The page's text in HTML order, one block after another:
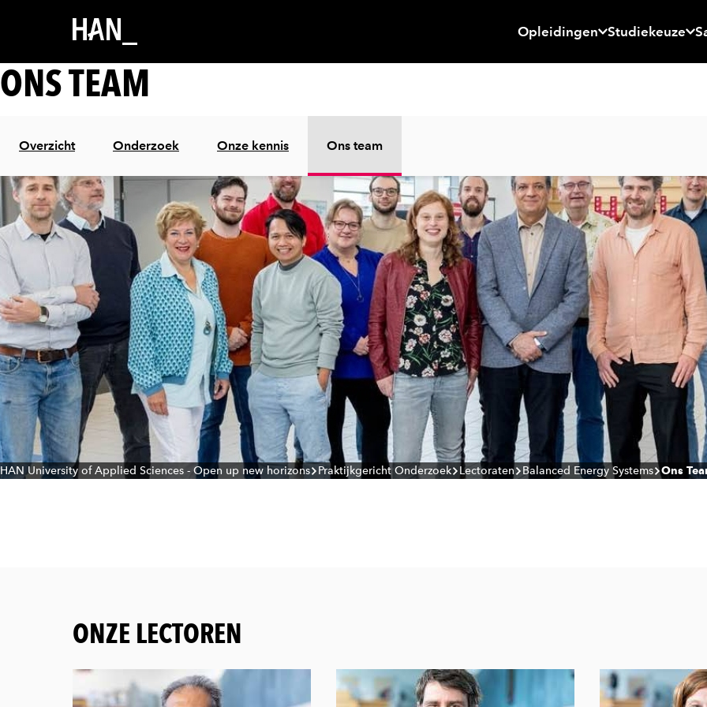
Opleidingen Studiekeuze
ONS TEAM
Overzicht Onderzoek Onze kennis Ons team
HAN University of Applied Sciences - Open up new horizons Praktijkgericht Onderzoek Lectoraten Balanced Energy Systems Ons
ONZE LECTOREN